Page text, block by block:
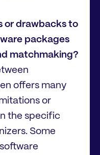
or drawbacks to
packages
matchmaking?
offers many
or
the specific
Some